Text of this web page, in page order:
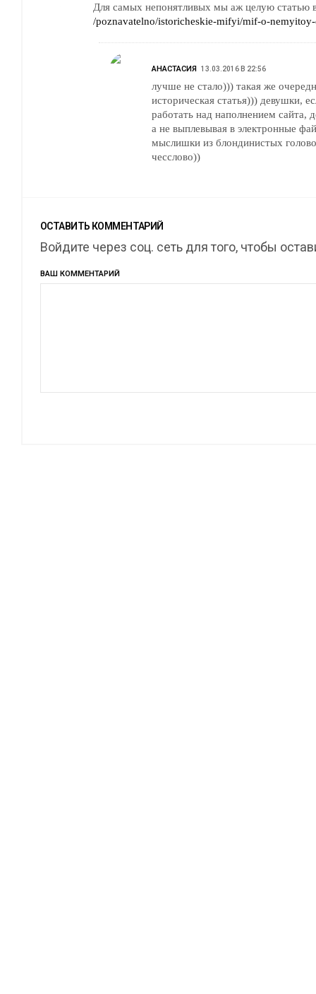
Для самых непонятливых мы аж целую статью
/poznavatelno/istoricheskie-mifyi/mif-o-
АНАСТАСИЯ 13.03.2016 В 22:56
лучше не стало))) такая же
историческая статья))) девушки,
работать над наполнением сайта,
а не выплевывая в электронные
мыслишки из блондинистых
чесслово))
ОСТАВИТЬ КОММЕНТАРИЙ
Войдите через соц. сеть для того, чтобы
ВАШ КОММЕНТАРИЙ